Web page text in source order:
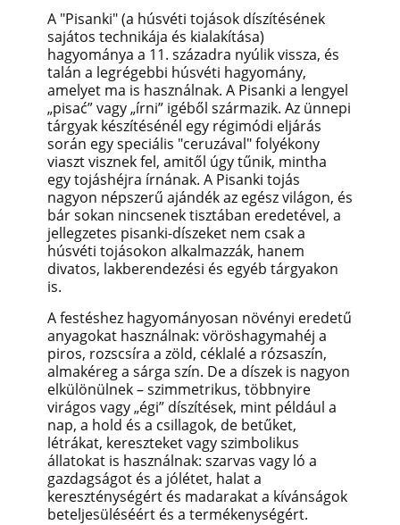
A "Pisanki" (a húsvéti tojások díszítésének
sajátos technikája és kialakítása)
hagyománya a 11. századra nyúlik vissza, és
talán a legrégebbi húsvéti hagyomány,
amelyet ma is használnak. A Pisanki a lengyel
„pisać” vagy „írni” igéből származik. Az ünnepi
tárgyak készítésénél egy régimódi eljárás
során egy speciális "ceruzával" folyékony
viaszt visznek fel, amitől úgy tűnik, mintha
egy tojáshéjra írnának. A Pisanki tojás
nagyon népszerű ajándék az egész világon, és
bár sokan nincsenek tisztában eredetével, a
jellegzetes pisanki-díszeket nem csak a
húsvéti tojásokon alkalmazzák, hanem
divatos, lakberendezési és egyéb tárgyakon
is.
A festéshez hagyományosan növényi eredetű
anyagokat használnak: vöröshagymahéj a
piros, rozscsíra a zöld, céklalé a rózsaszín,
almakéreg a sárga szín. De a díszek is nagyon
elkülönülnek – szimmetrikus, többnyire
virágos vagy „égi” díszítések, mint például a
nap, a hold és a csillagok, de betűket,
létrákat, kereszteket vagy szimbolikus
állatokat is használnak: szarvas vagy ló a
gazdagságot és a jólétet, halat a
kereszténységért és madarakat a kívánságok
beteljesüléséért és a termékenységért.